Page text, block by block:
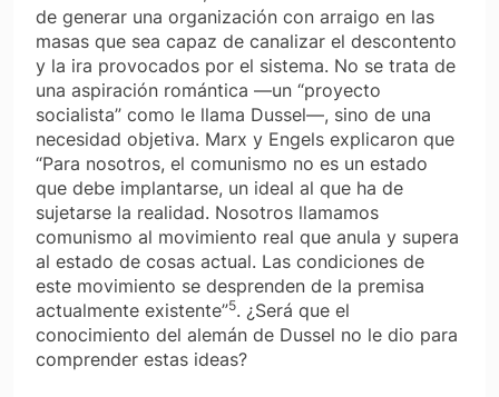
de generar una organización con arraigo en las
masas que sea capaz de canalizar el descontento
y la ira provocados por el sistema. No se trata de
una aspiración romántica —un “proyecto
socialista” como le llama Dussel—, sino de una
necesidad objetiva. Marx y Engels explicaron que
“Para nosotros, el comunismo no es un estado
que debe implantarse, un ideal al que ha de
sujetarse la realidad. Nosotros llamamos
comunismo al movimiento real que anula y supera
al estado de cosas actual. Las condiciones de
este movimiento se desprenden de la premisa
actualmente existente”5. ¿Será que el
conocimiento del alemán de Dussel no le dio para
comprender estas ideas?